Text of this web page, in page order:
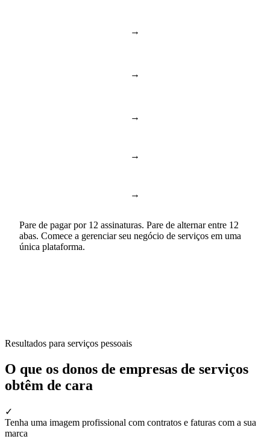
→
→
→
→
→
Pare de pagar por 12 assinaturas. Pare de alternar entre 12
abas. Comece a gerenciar seu negócio de serviços em uma
única plataforma.
Resultados para serviços pessoais
O que os donos de empresas de serviços
obtêm de cara
✓
Tenha uma imagem profissional com contratos e faturas com a sua
marca